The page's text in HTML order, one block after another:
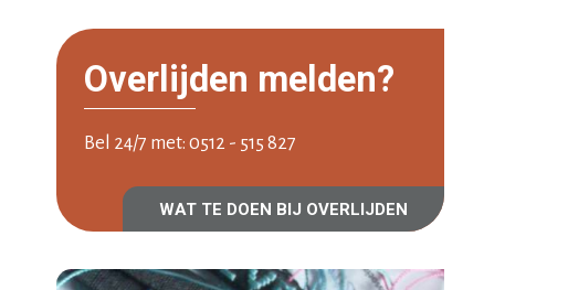
Overlijden melden?
Bel 24/7 met: 0512 - 515 827
WAT TE DOEN BIJ OVERLIJDEN